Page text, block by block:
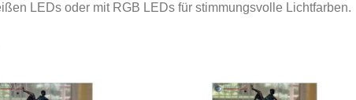
LEDs oder mit RGB LEDs für stimmungsvolle Lichtfarben.